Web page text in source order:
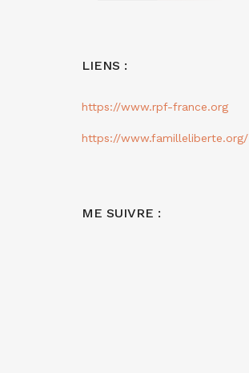
LIENS :
https://www.rpf-france.org
https://www.familleliberte.org/
ME SUIVRE :